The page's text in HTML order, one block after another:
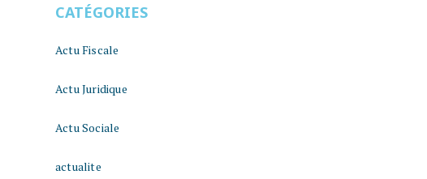
CATÉGORIES
Actu Fiscale
Actu Juridique
Actu Sociale
actualite